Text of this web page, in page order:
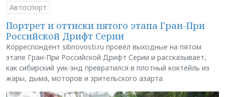
Автоспорт
Портрет и оттиски пятого этапа Гран-При
Российской Дрифт Серии
Корреспондент sibnovosti.ru провёл выходные на пятом
этапе Гран-При Российской Дрифт Серии и рассказывает,
как сибирский уик-энд превратился в плотный коктейль из
жары, дыма, моторов и зрительского азарта